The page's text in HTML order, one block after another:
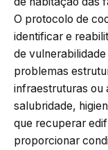
O protocolo de
identificar e
de
problemas
infraestruturas ou
salubridade,
que recuperar
proporcionar